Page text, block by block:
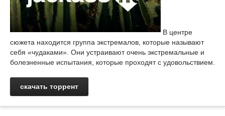
В центре
сюжета находится группа экстремалов, которые называют
себя «чудаками». Они устраивают очень экстремальные и
болезненные испытания, которые проходят с удовольствием.
скачать торрент